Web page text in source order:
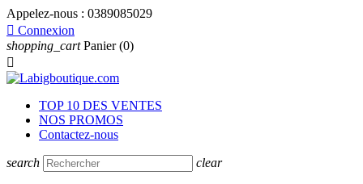
Appelez-nous : 0389085029
 Connexion
shopping_cart Panier (0)

TOP 10 DES VENTES
NOS PROMOS
Contactez-nous
search clear